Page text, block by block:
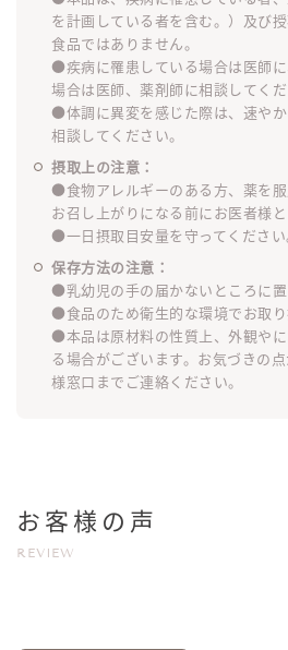
を計画している者を含む。）及び
食品ではありません。
●疾病に罹患している場合は医師
場合は医師、薬剤師に相談してくだ
●体調に異変を感じた際は、速や
相談してください。
摂取上の注意：
●食物アレルギーのある方、薬を服
お召し上がりになる前にお医者様と
●一日摂取目安量を守ってください
保存方法の注意：
●乳幼児の手の届かないところに置
●食品のため衛生的な環境でお取り
●本品は原材料の性質上、外観や
る場合がございます。お気づきの
様窓口までご連絡ください。
お客様の声
REVIEW